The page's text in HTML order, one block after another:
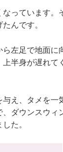
っています。
んです。
左足で地面に
半身が遅れて
え、タメを一
ダウンスウィ
た。